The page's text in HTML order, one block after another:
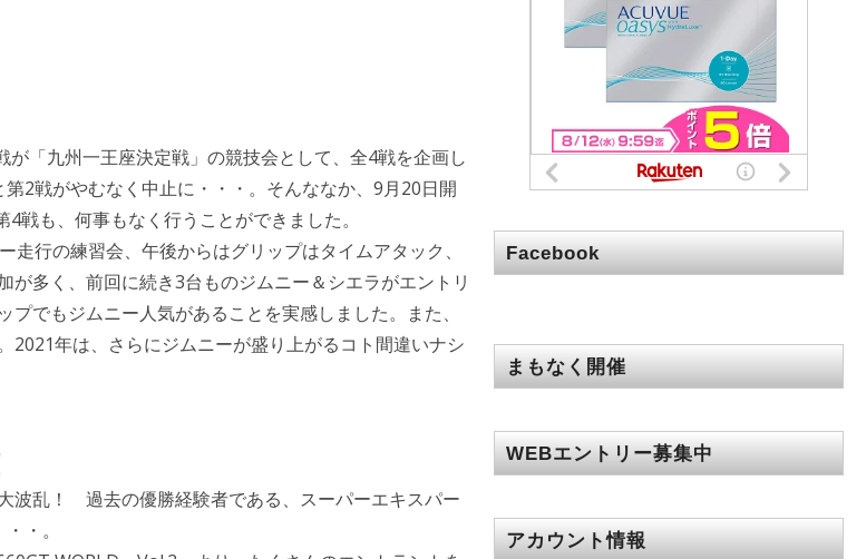
「九州一王座決定戦」の競技会として、全4戦を企画し
2戦がやむなく中止に・・・。そんななか、9月20日開
戦も、何事もなく行うことができました。
行の練習会、午後からはグリップはタイムアタック、
多く、前回に続き3台ものジムニー＆シエラがエントリ
でもジムニー人気があることを実感しました。また、
2021年は、さらにジムニーが盛り上がるコト間違いナシ
波乱！ 過去の優勝経験者である、スーパーエキスパー
・。
Facebook
まもなく開催
WEBエントリー募集中
アカウント情報